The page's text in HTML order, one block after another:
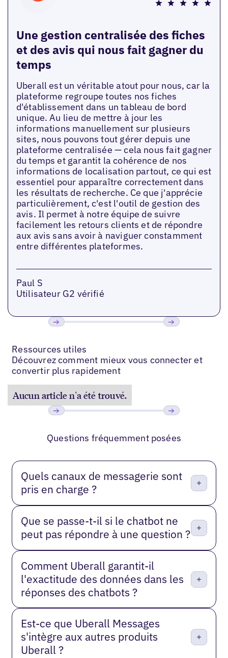
Une gestion centralisée des fiches
et des avis qui nous fait gagner du
temps
Uberall est un véritable atout pour nous, car la
plateforme regroupe toutes nos fiches
d'établissement dans un tableau de bord
unique. Au lieu de mettre à jour les
informations manuellement sur plusieurs
sites, nous pouvons tout gérer depuis une
plateforme centralisée — cela nous fait gagner
du temps et garantit la cohérence de nos
informations de localisation partout, ce qui est
essentiel pour apparaître correctement dans
les résultats de recherche. Ce que j'apprécie
particulièrement, c'est l'outil de gestion des
avis. Il permet à notre équipe de suivre
facilement les retours clients et de répondre
aux avis sans avoir à naviguer constamment
entre différentes plateformes.
Paul S
Utilisateur G2 vérifié
Ressources utiles
Découvrez comment mieux vous connecter et
convertir plus rapidement
Aucun article n'a été trouvé.
Questions fréquemment posées
Quels canaux de messagerie sont
pris en charge ?
Que se passe-t-il si le chatbot ne
peut pas répondre à une question ?
Comment Uberall garantit-il
l'exactitude des données dans les
réponses des chatbots ?
Est-ce que Uberall Messages
s'intègre aux autres produits
Uberall ?